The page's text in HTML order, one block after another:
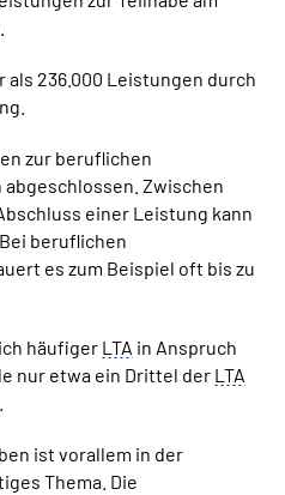
236.000 Leistungen durch
zur beruflichen
Zwischen
einer Leistung kann
beruflichen
es zum Beispiel oft bis zu
häufiger LTA in Anspruch
nur etwa ein Drittel der LTA
ist vorallem in der
Thema. Die